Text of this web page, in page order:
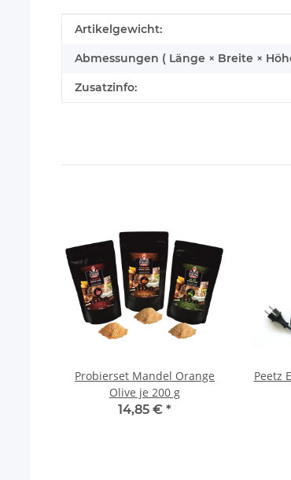
Produkteigenschaft
Wert
Artikelgewicht:
Abmessungen ( Länge × Breite ×
Zusatzinfo:
Probierset Mandel Orange
Olive je 200 g
14,85 € *
Peetz